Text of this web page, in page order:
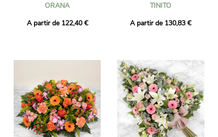
ORANA
A partir de 122,40 €
TINITO
A partir de 130,83 €